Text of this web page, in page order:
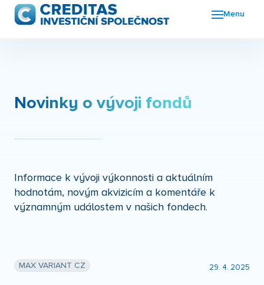
Menu
Novinky o vývoji fondů
Informace k vývoji výkonnosti a aktuálním
hodnotám, novým akvizicím a komentáře k
významným událostem v našich fondech.
MAX VARIANT CZ 29. 4. 2025